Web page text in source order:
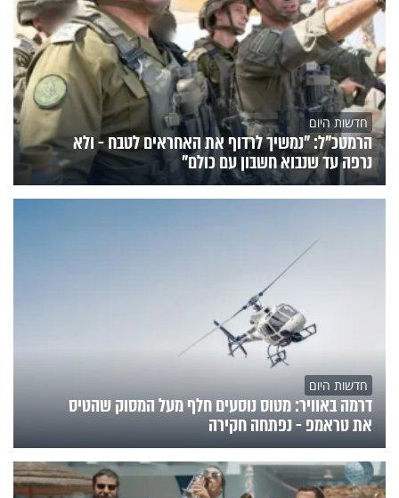
חדשות היום
הרמטכ"ל: "נמשיך לרדוף את האחראים לטבח - ולא
נרפה עד שנבוא חשבון עם כולם"
חדשות היום
דרמה באוויר: מטוס נוסעים חלף מעל המסוק שהטיס
את טראמפ - נפתחה חקירה